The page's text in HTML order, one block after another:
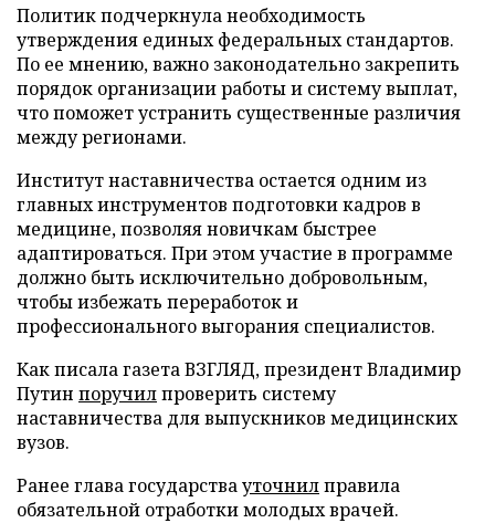
Политик подчеркнула необходимость
утверждения единых федеральных стандартов.
По ее мнению, важно законодательно закрепить
порядок организации работы и систему выплат,
что поможет устранить существенные различия
между регионами.
Институт наставничества остается одним из
главных инструментов подготовки кадров в
медицине, позволяя новичкам быстрее
адаптироваться. При этом участие в программе
должно быть исключительно добровольным,
чтобы избежать переработок и
профессионального выгорания специалистов.
Как писала газета ВЗГЛЯД, президент Владимир
Путин поручилпроверить систему
наставничества для выпускников медицинских
вузов.
Ранее глава государствауточнилправила
обязательной отработки молодых врачей.